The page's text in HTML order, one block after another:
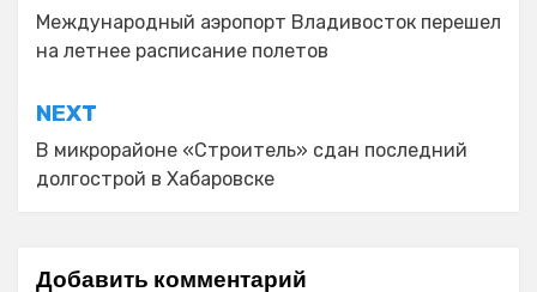
по
записям
Международный аэропорт Владивосток перешел
на летнее расписание полетов
NEXT
В микрорайоне «Строитель» сдан последний
долгострой в Хабаровске
Добавить комментарий